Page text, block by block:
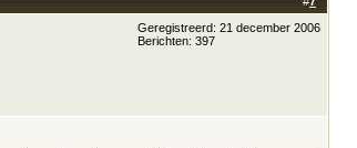
Geregistreerd: 21 december 2006
Berichten: 397